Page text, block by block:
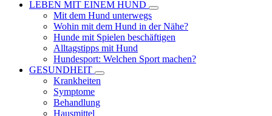
LEBEN MIT EINEM HUND
Mit dem Hund unterwegs
Wohin mit dem Hund in der Nähe?
Hunde mit Spielen beschäftigen
Alltagstipps mit Hund
Hundesport: Welchen Sport machen?
GESUNDHEIT
Krankheiten
Symptome
Behandlung
Hausmittel